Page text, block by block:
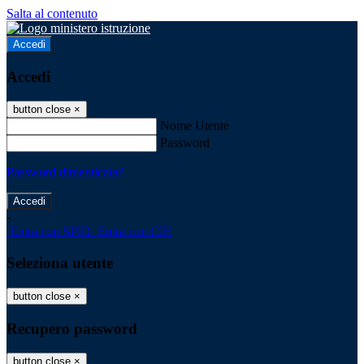
Salta al contenuto
Accedi
Accedi
button close ×
Nome Utente
Password
Password dimenticata?
-
Entra con SPID Entra con CIE
Seleziona utente
button close ×
Recupero password
button close ×